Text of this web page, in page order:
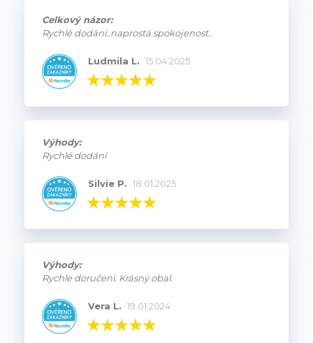
Celkový názor:
Rychlé dodání..naprostá spokojenost..
Ludmila L. 15.04.2025
Výhody:
Rychlé dodání
Silvie P. 18.01.2025
Výhody:
Rychle doručení. Krásný obal.
Vera L. 19.01.2024